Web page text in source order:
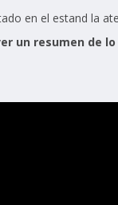
en el estand la
un resumen de